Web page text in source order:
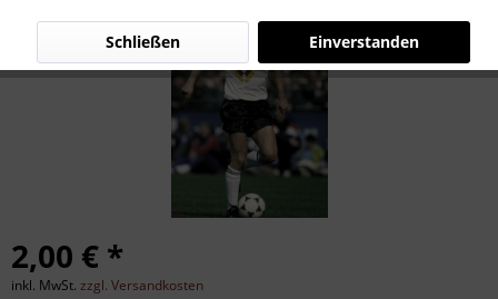
2,00 € *
inkl. MwSt. zzgl. Versandkosten
Einverstanden
Schließen